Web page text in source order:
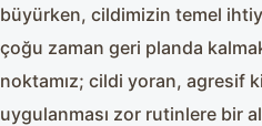
büyürken, cildimizin temel
çoğu zaman geri planda
noktamız; cildi yoran, agresif
uygulanması zor rutinlere bir